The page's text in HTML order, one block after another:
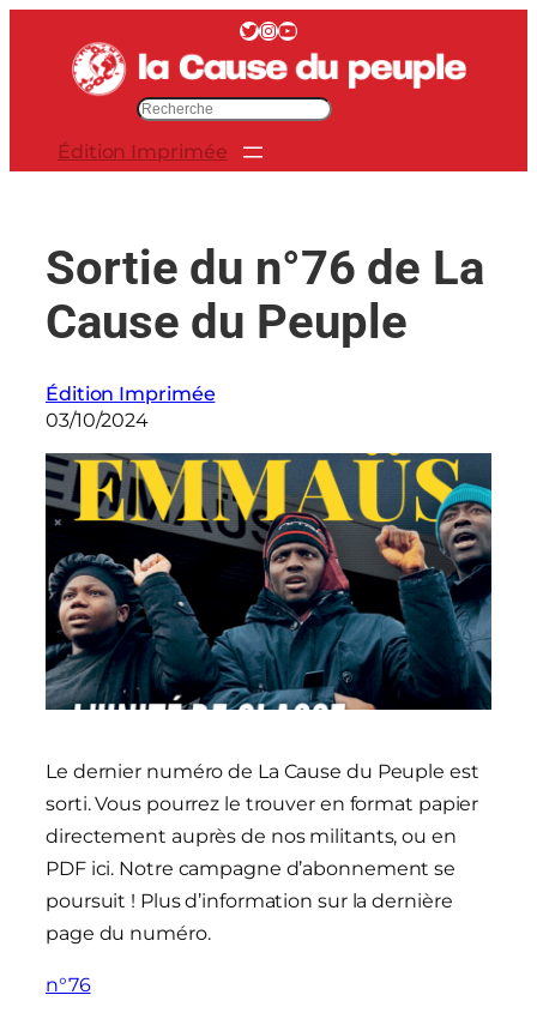
contenu
Twitter InstagramYouTube
c
e
Édition Imprimée
Sortie du n°76 de La
Cause du Peuple
Édition Imprimée
03/10/2024
Le dernier numéro de La Cause du Peuple est
sorti. Vous pourrez le trouver en format papier
directement auprès de nos militants, ou en
PDF ici. Notre campagne d’abonnement se
poursuit ! Plus d’information sur la dernière
page du numéro.
n°76